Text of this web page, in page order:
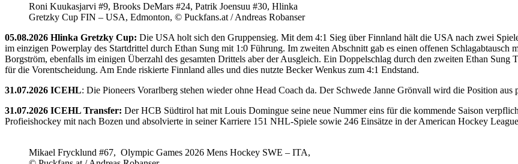
Roni Kuukasjarvi #9, Brooks DeMars #24, Patrik Joensuu #30, Hlinka
Gretzky Cup FIN – USA, Edmonton, © Puckfans.at / Andreas Robanser
05.08.2026 Hlinka Gretzky Cup: Die USA holt sich den Gruppensieg. Mit dem 4:1 Sieg über Finnland hält die USA nach zwei
im einzigen Powerplay des Startdrittel durch Ethan Sung mit 1:0 Führung. Im zweiten Abschnitt gab es einen offenen
Borgström, ebenfalls im einigen Überzahl des gesamten Drittels aber der Ausgleich. Ein Doppelschlag durch den zweiten Ethan
für die Vorentscheidung. Am Ende riskierte Finnland alles und dies nutzte Becker Wenkus zum 4:1 Endstand.
31.07.2026 ICEHL: Die Pioneers Vorarlberg stehen wieder ohne Head Coach da. Der Schwede Janne Grönvall wird die Position aus
31.07.2026 ICEHL Transfer: Der HCB Südtirol hat mit Louis Domingue seine neue Nummer eins für die kommende Saison
Profieishockey mit nach Bozen und absolvierte in seiner Karriere 151 NHL-Spiele sowie 246 Einsätze in der American Hockey
Mikael Frycklund #67, Olympic Games 2026 Mens Hockey SWE – ITA,